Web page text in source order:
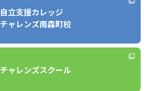
自立支援カレッジ
チャレンズ南森町校
チャレンズスクール